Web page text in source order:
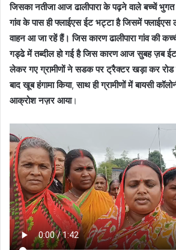
जिसका नतीजा आज ढालीपारा के पढ़ने वाले बच्चें
गांव के पास ही फ्लाईएस ईट भट्टा है जिसमें फ्लाईएस
वाहन आ जा रहें हैं। जिस कारण ढालीपारा गांव की
गड्ढे में तब्दील हो गई है जिस कारण आज सुबह ज़ब
लेकर गए ग्रामीणों ने सडक पर ट्रैक्टर खड़ा कर
बाद खूब हंगामा किया,साथ ही ग्रामीणों में बायसी
आक्रोश नज़र आया।